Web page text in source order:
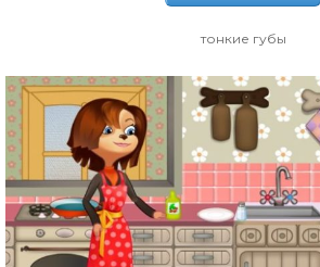
тонкие губы